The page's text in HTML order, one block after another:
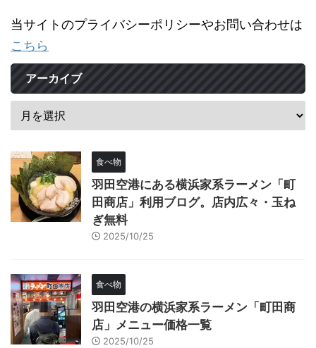
当サイトのプライバシーポリシーやお問い合わせは
こちら
アーカイブ
食べ物
羽田空港にある横浜家系ラーメン「町
田商店」利用ブログ。店内広々・玉ね
ぎ無料
2025/10/25
食べ物
羽田空港の横浜家系ラーメン「町田商
店」メニュー価格一覧
2025/10/25